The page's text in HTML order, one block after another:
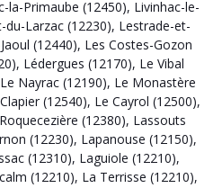
la-Primaube (12450), Livinhac-le-
du-Larzac (12230), Lestrade-et-
(12440), Les Costes-Gozon
, Lédergues (12170), Le Vibal
Le Nayrac (12190), Le Monastère
(12540), Le Cayrol (12500),
(12380), Lassouts
(12230), Lapanouse (12150),
(12310), Laguiole (12210),
(12210), La Terrisse (12210),